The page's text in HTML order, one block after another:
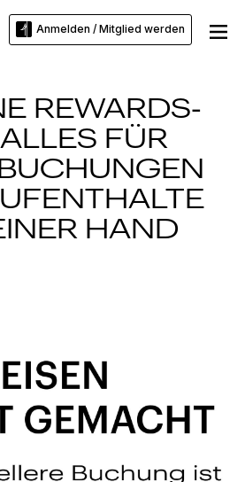
Anmelden / Mitglied werden
REWARDS-
FÜR
HAND